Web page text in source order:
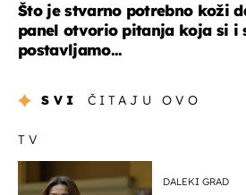
Što je stvarno potrebno koži
panel otvorio pitanja koja si i
postavljamo...
SVI ČITAJU OVO
TV
DALEKI GRAD